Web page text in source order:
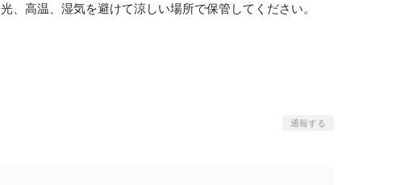
光、高温、湿気を避けて涼しい場所で保管してください。
通報する